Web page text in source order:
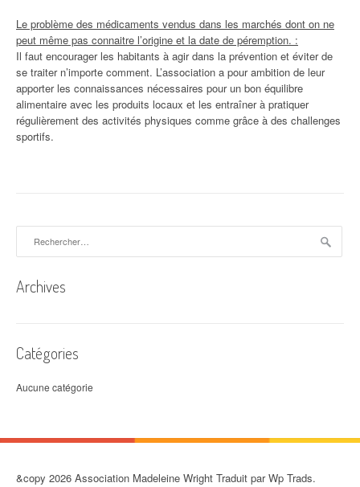
Le problème des médicaments vendus dans les marchés dont on ne
peut même pas connaitre l’origine et la date de péremption. :
Il faut encourager les habitants à agir dans la prévention et éviter de
se traiter n’importe comment. L’association a pour ambition de leur
apporter les connaissances nécessaires pour un bon équilibre
alimentaire avec les produits locaux et les entraîner à pratiquer
régulièrement des activités physiques comme grâce à des challenges
sportifs.
Archives
Catégories
Aucune catégorie
&copy 2026 Association Madeleine Wright Traduit par Wp Trads.